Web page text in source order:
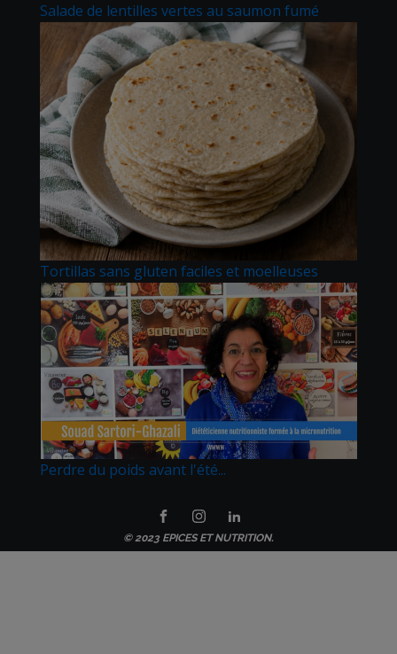
Salade de lentilles vertes au saumon fumé
Tortillas sans gluten faciles et moelleuses
Perdre du poids avant l'été...
© 2023 EPICES ET NUTRITION.